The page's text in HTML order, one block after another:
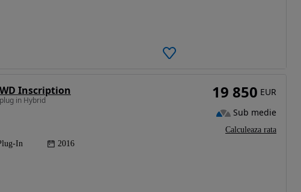
Inscription
in Hybrid
In 2016
19 850 EUR
Sub medie
Calculeaza rata